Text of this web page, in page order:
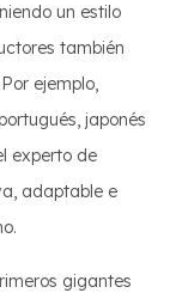
un estilo
también
ejemplo,
japonés
experto de
adaptable e
gigantes